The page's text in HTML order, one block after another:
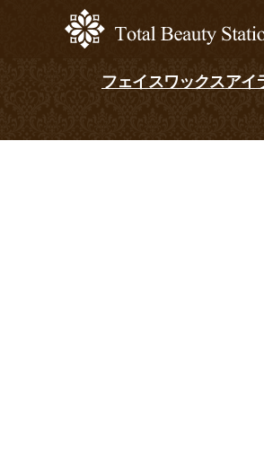
フェイスワックスアイ